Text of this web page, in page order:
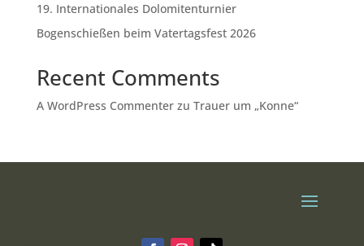
19. Internationales Dolomitenturnier
Bogenschießen beim Vatertagsfest 2026
Recent Comments
A WordPress Commenterzu Trauer um „Konne“